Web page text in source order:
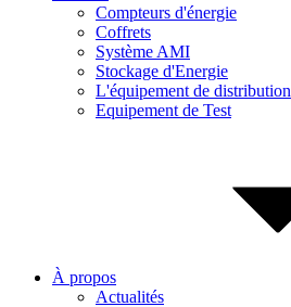
Compteurs d'énergie
Coffrets
Système AMI
Stockage d'Energie
L'équipement de distribution
Equipement de Test
À propos
Actualités